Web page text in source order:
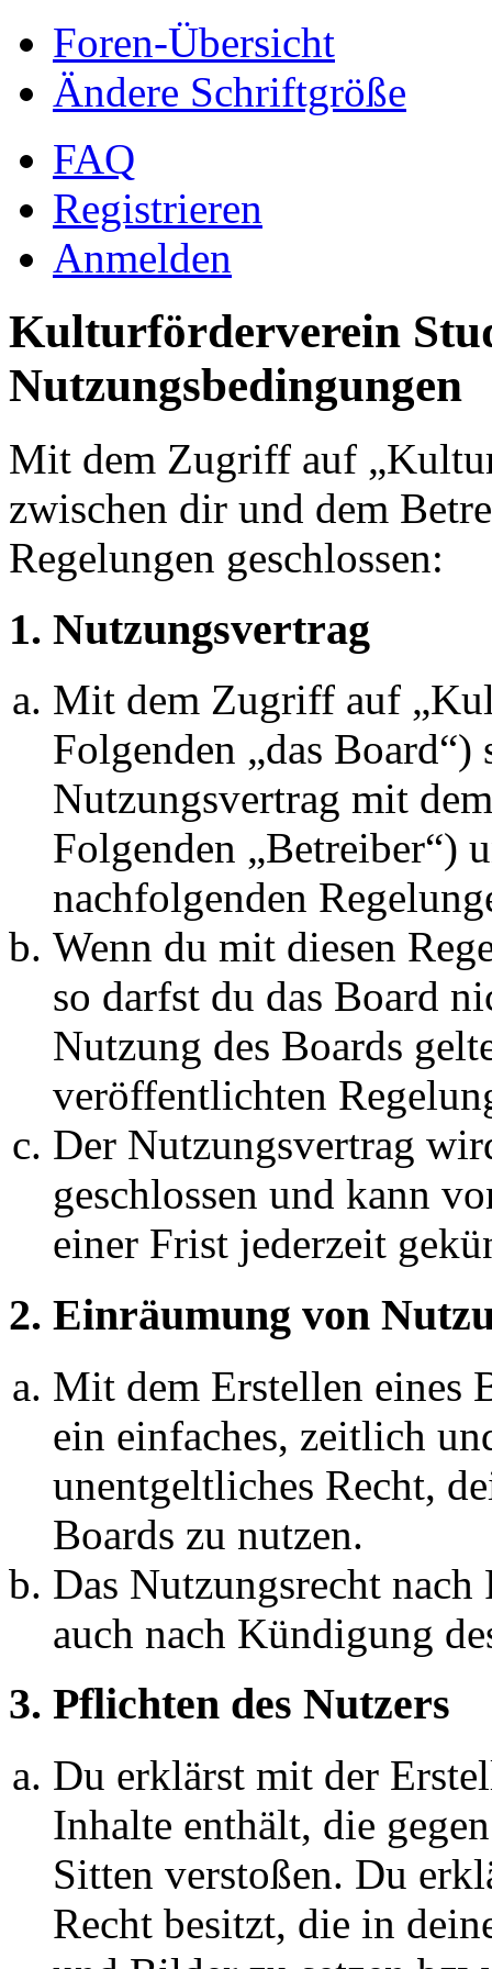
Foren-Übersicht
Ändere Schriftgröße
FAQ
Registrieren
Anmelden
Kulturförderverein
Nutzungsbedingungen
Mit dem Zugriff auf
zwischen dir und dem
Regelungen geschlossen:
1. Nutzungsvertrag
Mit dem Zugriff auf
Folgenden „das
Nutzungsvertrag mit
Folgenden „Betreiber“)
nachfolgenden
Wenn du mit diesen
so darfst du das Board
Nutzung des Boards
veröffentlichten
Der Nutzungsvertrag
geschlossen und kann
einer Frist jederzeit
2. Einräumung von
Mit dem Erstellen eines
ein einfaches, zeitlich
unentgeltliches Recht,
Boards zu nutzen.
Das Nutzungsrecht
auch nach Kündigung
3. Pflichten des Nutzers
Du erklärst mit der
Inhalte enthält, die
Sitten verstoßen. Du
Recht besitzt, die in